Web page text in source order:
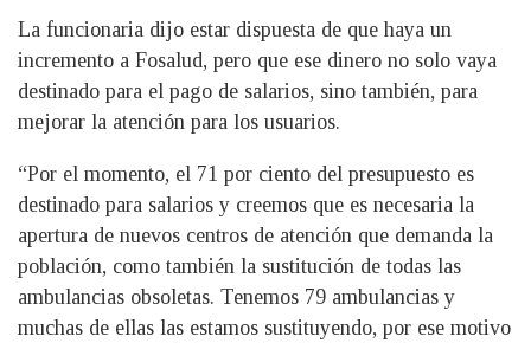
La funcionaria dijo estar dispuesta de que haya un
incremento a Fosalud, pero que ese dinero no solo vaya
destinado para el pago de salarios, sino también, para
mejorar la atención para los usuarios.
“Por el momento, el 71 por ciento del presupuesto es
destinado para salarios y creemos que es necesaria la
apertura de nuevos centros de atención que demanda la
población, como también la sustitución de todas las
ambulancias obsoletas. Tenemos 79 ambulancias y
muchas de ellas las estamos sustituyendo, por ese motivo